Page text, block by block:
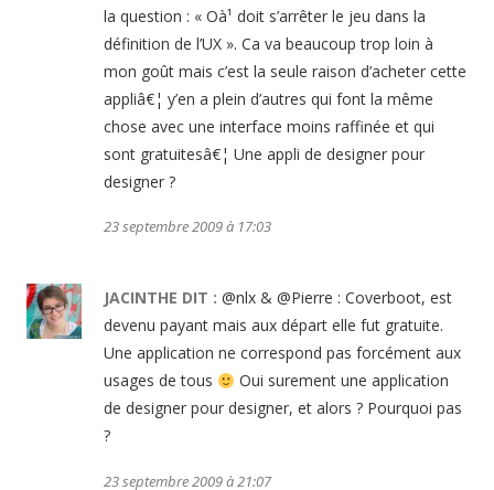
la question : « Oà¹ doit s’arrêter le jeu dans la
définition de l’UX ». Ca va beaucoup trop loin à
mon goût mais c’est la seule raison d’acheter cette
appliâ€¦ y’en a plein d’autres qui font la même
chose avec une interface moins raffinée et qui
sont gratuitesâ€¦ Une appli de designer pour
designer ?
23 septembre 2009 à 17:03
JACINTHE DIT : @nlx & @Pierre : Coverboot, est
devenu payant mais aux départ elle fut gratuite.
Une application ne correspond pas forcément aux
usages de tous
Oui surement une application
de designer pour designer, et alors ? Pourquoi pas
?
23 septembre 2009 à 21:07